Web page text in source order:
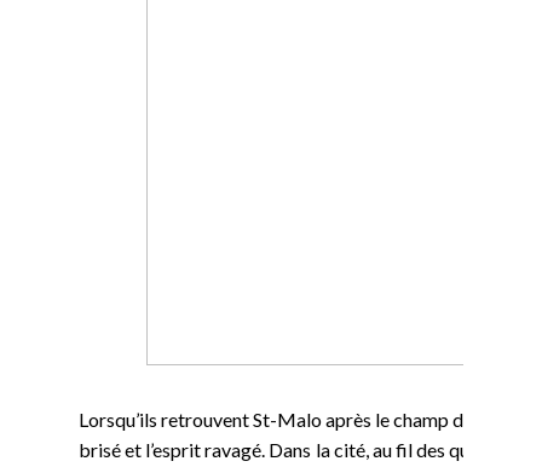
Lorsqu’ils retrouvent St-Malo après le champ de
brisé et l’esprit ravagé. Dans la cité, au fil des quatre